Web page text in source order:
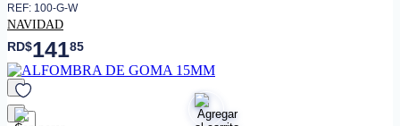
REF: 100-G-W
NAVIDAD
RD$14185